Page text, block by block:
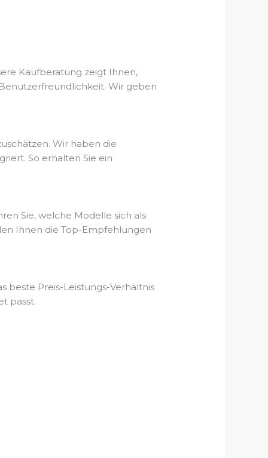
Kaufberatung zeigt Ihnen,
Wir geben
Wir haben die
So erhalten Sie ein
Sie, welche Modelle sich als
Ihnen die Top-Empfehlungen
beste Preis-Leistungs-Verhältnis
passt.